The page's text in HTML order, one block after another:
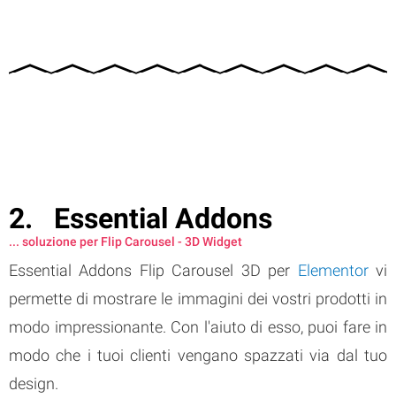
Essential Addons
... soluzione per Flip Carousel - 3D Widget
Essential Addons Flip Carousel 3D per Elementorvi
permette di mostrare le immagini dei vostri prodotti in
modo impressionante. Con l'aiuto di esso, puoi fare in
modo che i tuoi clienti vengano spazzati via dal tuo
design.